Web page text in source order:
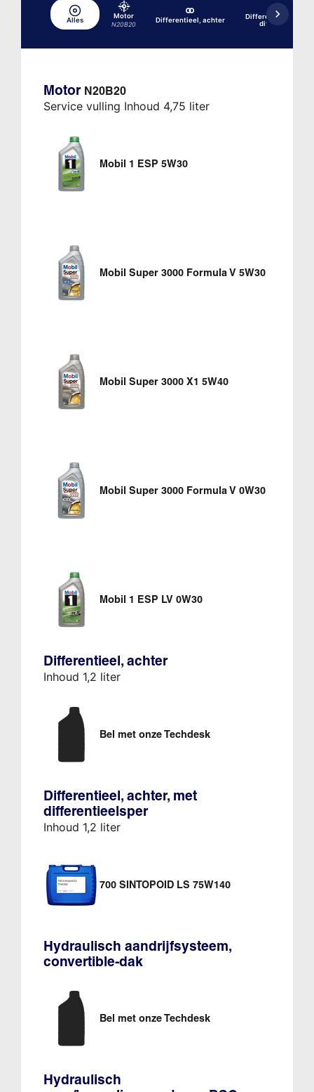
Alles
Motor
N20B20
Differentieel, achter
Differentieel,
Motor N20B20
Service vulling Inhoud 4,75 liter
Mobil 1 ESP 5W30
Mobil Super 3000 Formula V 5W30
Mobil Super 3000 X1 5W40
Mobil Super 3000 Formula V 0W30
Mobil 1 ESP LV 0W30
Differentieel, achter
Inhoud 1,2 liter
Bel met onze Techdesk
Differentieel, achter, met
differentieelsper
Inhoud 1,2 liter
700 SINTOPOID LS 75W140
Hydraulisch aandrijfsysteem,
convertible-dak
Bel met onze Techdesk
Hydraulisch